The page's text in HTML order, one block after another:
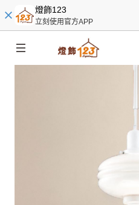
燈飾123
立刻使用官方APP